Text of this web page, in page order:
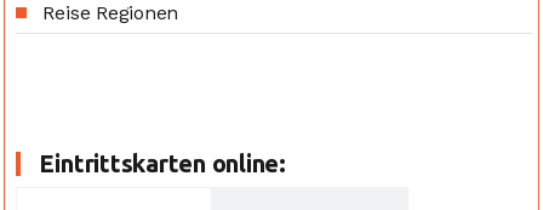
Reise Regionen
Eintrittskarten online: